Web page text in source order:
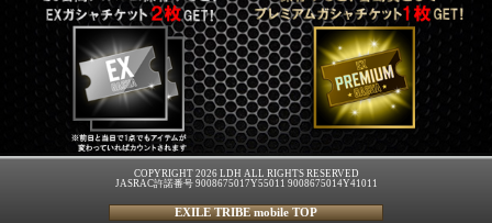
COPYRIGHT 2026 LDH ALL RIGHTS RESERVED
JASRAC許諾番号 9008675017Y55011 9008675014Y41011
EXILE TRIBE mobile TOP